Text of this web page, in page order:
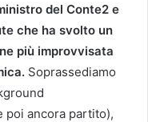
del Conte2 e
che ha svolto un
più improvvisata
Soprassediamo
poi ancora partito),